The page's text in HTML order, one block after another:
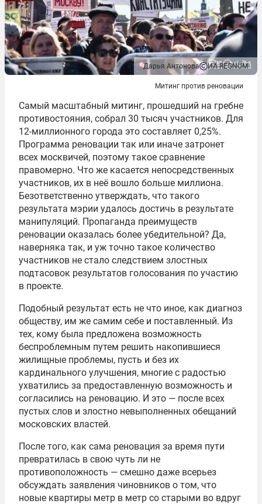
Дарья Антонова ИА REGNUM
Митинг против реновации
Самый масштабный митинг, прошедший на гребне
противостояния, собрал 30 тысяч участников. Для
12-миллионного города это составляет 0,25%.
Программа реновации так или иначе затронет
всех москвичей, поэтому такое сравнение
правомерно. Что же касается непосредственных
участников, их в неё вошло больше миллиона.
Безответственно утверждать, что такого
результата мэрии удалось достичь в результате
манипуляций. Пропаганда преимуществ
реновации оказалась более убедительной? Да,
наверняка так, и уж точно такое количество
участников не стало следствием злостных
подтасовок результатов голосования по участию
в проекте.
Подобный результат есть не что иное, как диагноз
обществу, им же самим себе и поставленный. Из
тех, кому была предложена возможность
беспроблемным путем решить накопившиеся
жилищные проблемы, пусть и без их
кардинального улучшения, многие с радостью
ухватились за предоставленную возможность и
согласились на реновацию. И это — после всех
пустых слов и злостно невыполненных обещаний
московских властей.
После того, как сама реновация за время пути
превратилась в свою чуть ли не
противоположность — смешно даже всерьез
обсуждать заявления чиновников о том, что
новые квартиры метр в метр со старыми во вдруг